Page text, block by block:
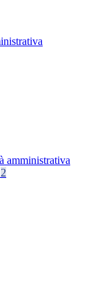
amministrativa
2